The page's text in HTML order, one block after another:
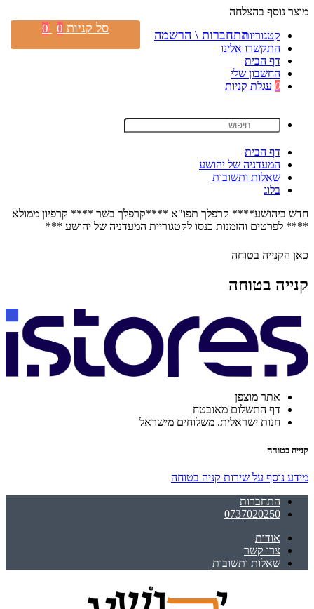
מוצר נוסף בהצלחה
קטגוריות
התקשרו אלינו
דף הבית
החשבון שלי
0 עגלת קניות
דף הבית
המעדניה של יהושע
שאלות ותשובות
בלוג
חדש ביהושע**** קרפלך תפו"א ****קרפלך בשר **** קרפיון ממולא
**** לפרטים והזמנות כנסו לקטגוריית המעדניה של יהושע ***
כאן הקנייה בטוחה
קנייה בטוחה
אתר מוצפן
דף התשלום מאובטח
חנות ישראלית. משלוחים מישראל
קנייה בטוחה
מידע נוסף על שירות קניה בטוחה
התחברות
0737020250
אודות
צרו קשר
שאלות ותשובות
התחברות \ הרשמה סל קניות 0
0